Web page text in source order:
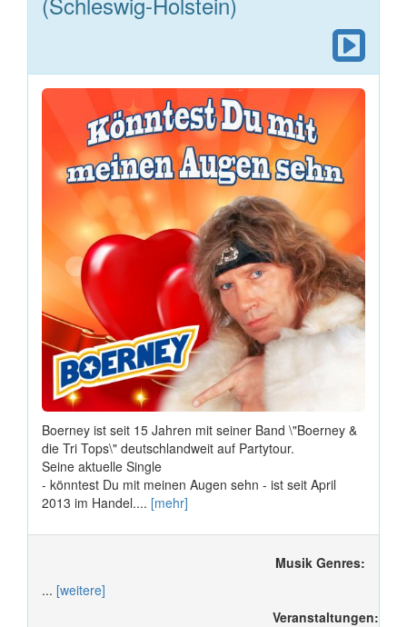
Boerney ist seit 15 Jahren mit seiner Band \"Boerney &
die Tri Tops\" deutschlandweit auf Partytour.
Seine aktuelle Single
- könntest Du mit meinen Augen sehn - ist seit April
2013 im Handel.... [mehr]
Musik Genres:
... [weitere]
Veranstaltungen: